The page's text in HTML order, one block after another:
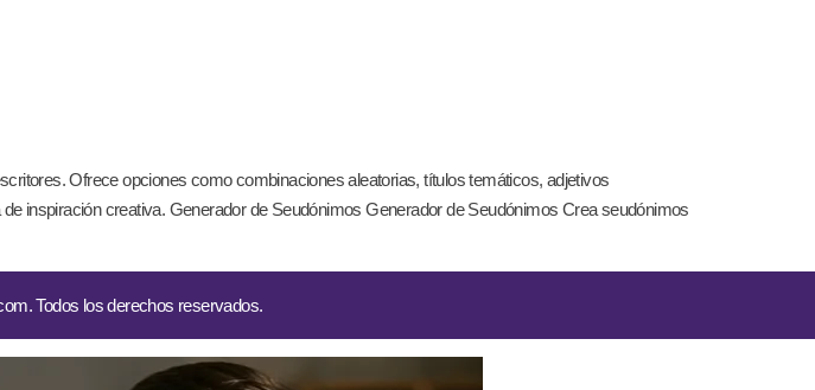
Ofrece opciones como combinaciones aleatorias, títulos temáticos, adjetivos
inspiración creativa. Generador de Seudónimos Generador de Seudónimos Crea seudónimos
Todos los derechos reservados.